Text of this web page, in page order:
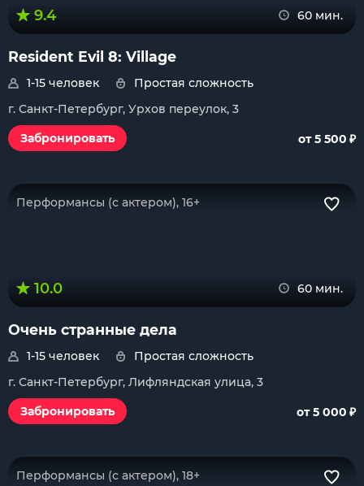
9.4 60 мин.
Resident Evil 8: Village
1-15 человек
Простая сложность
г. Санкт-Петербург, Урхов переулок, 3
Забронировать
от 5 500 ₽
Перформансы (с актером), 16+
10.0 60 мин.
Очень странные дела
1-15 человек
Простая сложность
г. Санкт-Петербург, Лифляндская улица, 3
Забронировать
от 5 000 ₽
Перформансы (с актером), 18+